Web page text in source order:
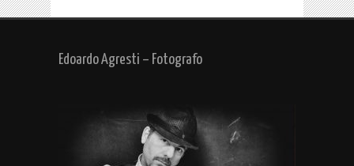
Edoardo Agresti – Fotografo